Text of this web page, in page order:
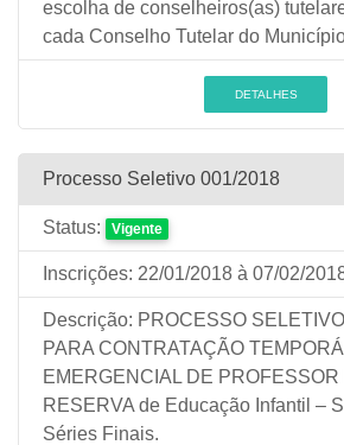
escolha de conselheiros(as)
cada Conselho Tutelar do
DETALHES
Processo Seletivo 001/2018
Status: Vigente
Inscrições: 22/01/2018 à 07/02/
Descrição: PROCESSO
PARA CONTRATAÇÃO
EMERGENCIAL DE
RESERVA de Educação Infantil –
Séries Finais.